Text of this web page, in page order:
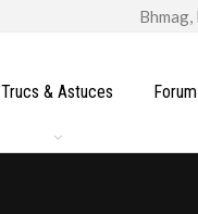
Trucs & Astuces Forum